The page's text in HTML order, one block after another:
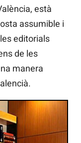
està
assumible i
editorials
de les
manera